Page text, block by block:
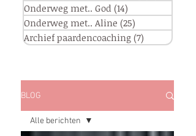
Onderweg met.. God (14)
Onderweg met.. Aline (25)
Archief paardencoaching (7) 7 posts
BLOG
Alle berichten